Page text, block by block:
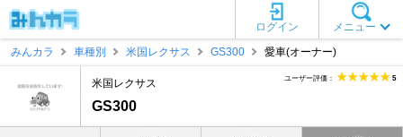
メニュー
ログイン
みんカラ
車種別 米国レクサス GS300 愛車(オーナー)
米国レクサス
GS300
ユーザー評価： 5